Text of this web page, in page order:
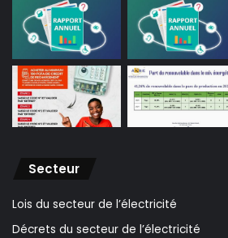
Secteur
Lois du secteur de l’électricité
Décrets du secteur de l’électricité